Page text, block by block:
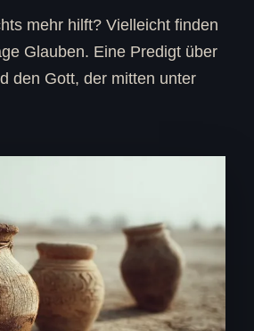
mehr hilft? Vielleicht finden
Glauben. Eine Predigt über
den Gott, der mitten unter